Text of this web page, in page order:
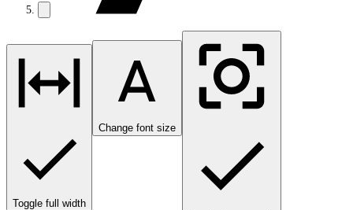
Toggle full width
Change font size